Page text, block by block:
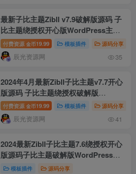
最新子比主题Zibll v7.9破解版源码 子
比主题绕授权开心版WordPress主题
模板
付费资源 金币19.99 模板插件 源码分享
辰光资源网 35
2024年4月最新Zibll子比主题v7.7开心
版源码 子比主题绕授权破解版
WordPress主题模板内含绕授权接口
及主题文件
付费资源 金币19.99 模板插件 源码分享
辰光资源网 41
2024最新Zibll子比主题7.6绕授权开心
版源码子比主题破解版WordPress主
题模板内含绕授权接口及主题文件
模板插件 源码分享